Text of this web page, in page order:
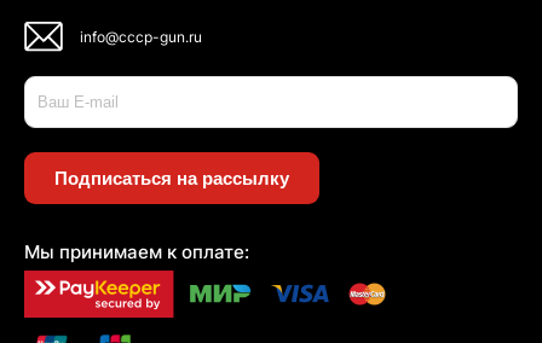
info@cccp-gun.ru
Подписаться на рассылку
Мы принимаем к оплате: